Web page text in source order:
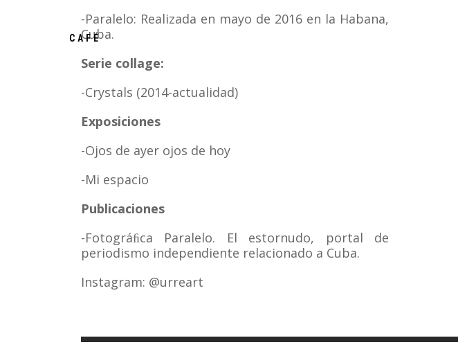
CAFÉ
-Paralelo: Realizada en mayo de 2016 en la Habana,
Cuba.
Serie collage:
-Crystals (2014-actualidad)
Exposiciones
-Ojos de ayer ojos de hoy
-Mi espacio
Publicaciones
-Fotográﬁca Paralelo. El estornudo, portal de
periodismo independiente relacionado a Cuba.
Instagram: @urreart